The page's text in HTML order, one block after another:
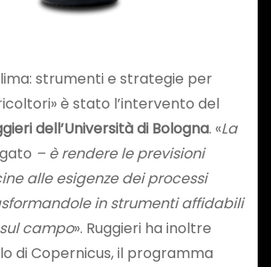
strumenti e strategie per
è stato l’intervento del
dell’Università di Bologna. «La
– è rendere le previsioni
alle esigenze dei processi
in strumenti affidabili
campo». Ruggieri ha inoltre
di Copernicus, il programma